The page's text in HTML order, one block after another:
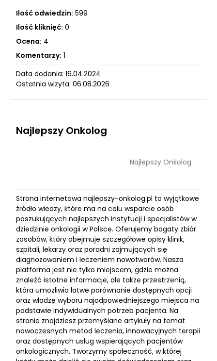
Ilość odwiedzin: 599
Ilość kliknięć: 0
Ocena: 4
Komentarzy: 1
Data dodania: 16.04.2024
Ostatnia wizyta: 06.08.2026
Najlepszy Onkolog
Najlepszy Onkolog
Strona internetowa najlepszy-onkolog.pl to wyjątkowe
źródło wiedzy, które ma na celu wsparcie osób
poszukujących najlepszych instytucji i specjalistów w
dziedzinie onkologii w Polsce. Oferujemy bogaty zbiór
zasobów, który obejmuje szczegółowe opisy klinik,
szpitali, lekarzy oraz poradni zajmujących się
diagnozowaniem i leczeniem nowotworów. Nasza
platforma jest nie tylko miejscem, gdzie można
znaleźć istotne informacje, ale także przestrzenią,
która umożliwia łatwe porównanie dostępnych opcji
oraz władzę wyboru najodpowiedniejszego miejsca na
podstawie indywidualnych potrzeb pacjenta. Na
stronie znajdziesz przemyślane artykuły na temat
nowoczesnych metod leczenia, innowacyjnych terapii
oraz dostępnych usług wspierających pacjentów
onkologicznych. Tworzymy społeczność, w której